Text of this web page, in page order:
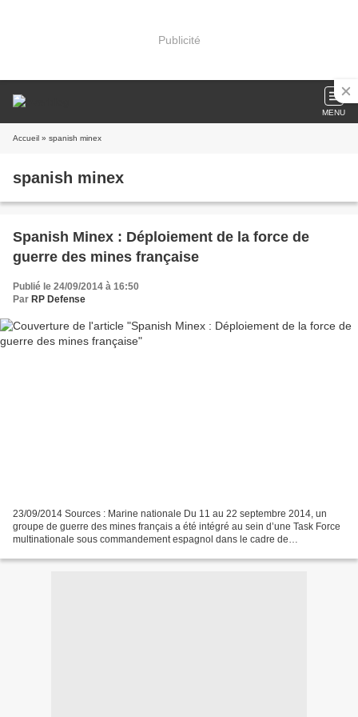
Publicité
MENU
Accueil » spanish minex
spanish minex
Spanish Minex : Déploiement de la force de
guerre des mines française
Publié le 24/09/2014 à 16:50
Par RP Defense
23/09/2014 Sources : Marine nationale Du 11 au 22 septembre 2014, un
groupe de guerre des mines français a été intégré au sein d’une Task Force
multinationale sous commandement espagnol dans le cadre de